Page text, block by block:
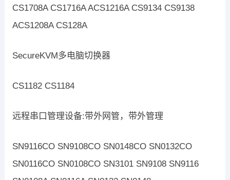
CS1708A CS1716A ACS1216A CS9134 CS9138
ACS1208A CS128A
SecureKVM多电脑切换器
CS1182 CS1184
远程串口管理设备:带外网管，带外管理
SN9116CO SN9108CO SN0148CO SN0132CO
SN0116CO SN0108CO SN3101 SN9108 SN9116